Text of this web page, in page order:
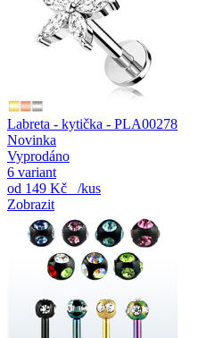
Labreta - kytička - PLA00278
Novinka
Vyprodáno
6 variant
od 149 Kč
/kus
Zobrazit